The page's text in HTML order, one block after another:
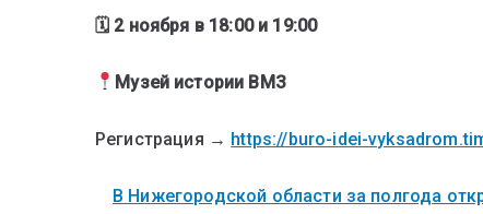
🗓 2 ноября в 18:00 и 19:00
Музей истории ВМЗ
Регистрация → https://buro-idei-
В Нижегородской области за полгода